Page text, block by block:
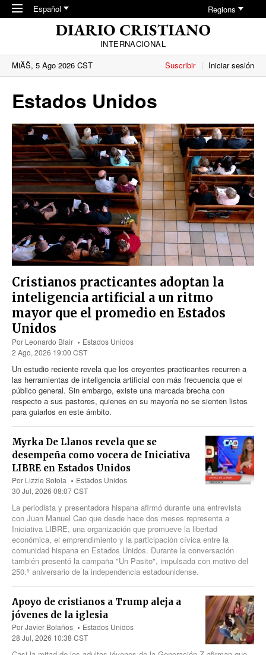
Skip to main content
Español Regions
INTERNACIONAL
MiĂŠ, 5 Ago 2026 CST
Suscribir Iniciar sesión
Estados Unidos
Cristianos practicantes adoptan la
inteligencia artificial a un ritmo
mayor que el promedio en Estados
Unidos
Por Leonardo Blair
Estados Unidos
2 Ago, 2026 19:00 CST
Un estudio reciente revela que los creyentes practicantes recurren a
las herramientas de inteligencia artificial con más frecuencia que el
público general. Sin embargo, existe una marcada brecha con
respecto a sus pastores, quienes en su mayoría no se sienten listos
para guiarlos en este ámbito.
Myrka De Llanos revela que se
desempeña como vocera de Iniciativa
LIBRE en Estados Unidos
Por Lizzie Sotola
Estados Unidos
30 Jul, 2026 08:07 CST
La periodista y presentadora hispana afirmó durante una entrevista
con Juan Manuel Cao que desde hace dos meses representa a
Iniciativa LIBRE, una organización que promueve la libertad
económica, el emprendimiento y la participación cívica entre la
comunidad hispana en Estados Unidos. Durante la conversación
también presentó la campaña "Un Pasito", impulsada con motivo del
250.º aniversario de la independencia estadounidense.
Apoyo de cristianos a Trump aleja a
jóvenes de la iglesia
PorJavier Bolaños
Estados Unidos
28 Jul, 2026 10:38 CST